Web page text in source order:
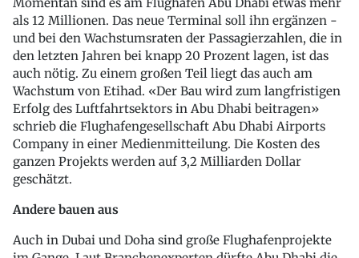
als 12 Millionen. Das neue Terminal soll ihn ergänzen -
und bei den Wachstumsraten der Passagierzahlen, die in
den letzten Jahren bei knapp 20 Prozent lagen, ist das
auch nötig. Zu einem großen Teil liegt das auch am
Wachstum von Etihad. «Der Bau wird zum langfristigen
Erfolg des Luftfahrtsektors in Abu Dhabi beitragen»
schrieb die Flughafengesellschaft Abu Dhabi Airports
Company in einer Medienmitteilung. Die Kosten des
ganzen Projekts werden auf 3,2 Milliarden Dollar
geschätzt.
Andere bauen aus
Auch in Dubai und Doha sind große Flughafenprojekte